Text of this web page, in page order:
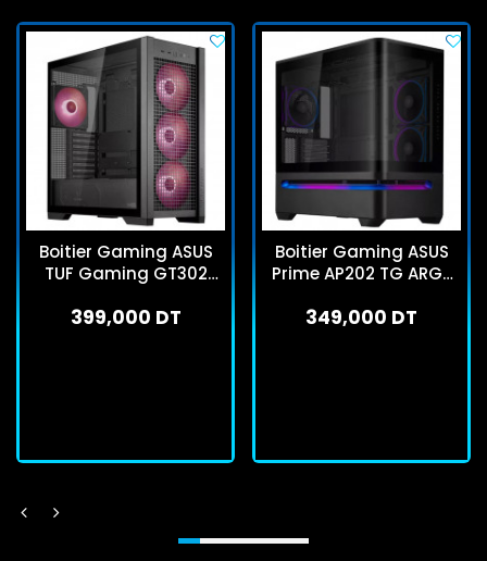
Boitier Gaming ASUS
TUF Gaming GT302
399,000 DT
Boitier Gaming ASUS
Prime AP202 TG ARGB
349,000 DT